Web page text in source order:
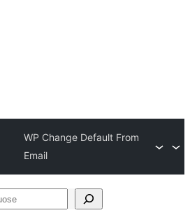
WP Change Default From
Email